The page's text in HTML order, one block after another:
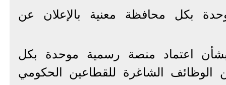
بكل محافظة معنية بالإعلان عن
بشأن اعتماد منصة رسمية موحدة بكل
الوظائف الشاغرة للقطاعين الحكومي